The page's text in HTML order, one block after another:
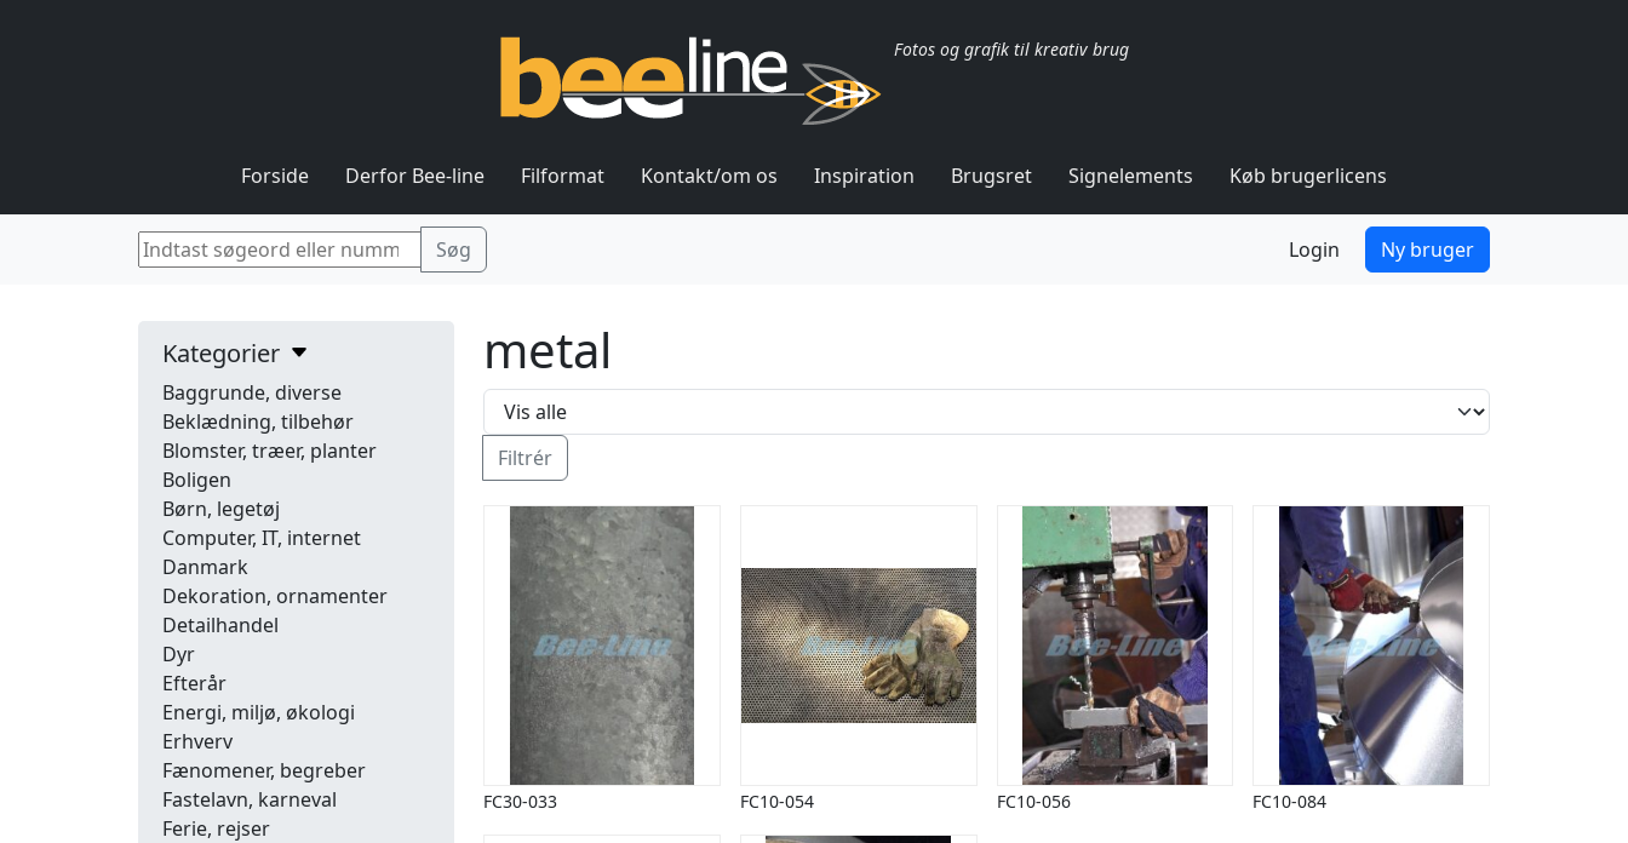
Fotos og grafik til kreativ brug
Forside Derfor Bee-line Filformat Kontakt/om os Inspiration Brugsret Signelements Køb brugerlicens
Login Ny bruger
Kategorier
Baggrunde, diverse
Beklædning, tilbehør
Blomster, træer, planter
Boligen
Børn, legetøj
Computer, IT, internet
Danmark
Dekoration, ornamenter
Detailhandel
Dyr
Efterår
Energi, miljø, økologi
Erhverv
Fænomener, begreber
Fastelavn, karneval
Ferie, rejser
metal
Filtrér
FC30-033 FC10-054 FC10-056 FC10-084